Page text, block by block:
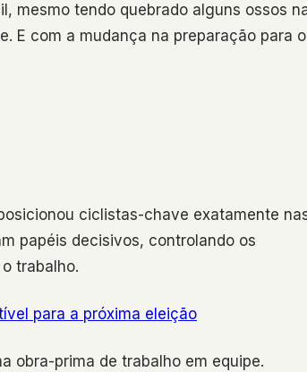
mesmo tendo quebrado alguns ossos
E com a mudança na preparação para o
ciclistas-chave exatamente
papéis decisivos, controlando os
trabalho.
para a próxima eleição
obra-prima de trabalho em equipe.